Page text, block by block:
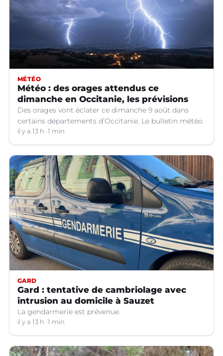
MÉTÉO
Météo : des orages attendus ce
dimanche en Occitanie, les prévisions
Des orages vont éclater ce dimanche 9 août dans
certains départements d’Occitanie. Le bulletin météo.
il y a 13 h 1 min
GARD
Gard : tentative de cambriolage avec
intrusion au domicile à Sauzet
La gendarmerie est prévenue.
il y a 13 h 1 min